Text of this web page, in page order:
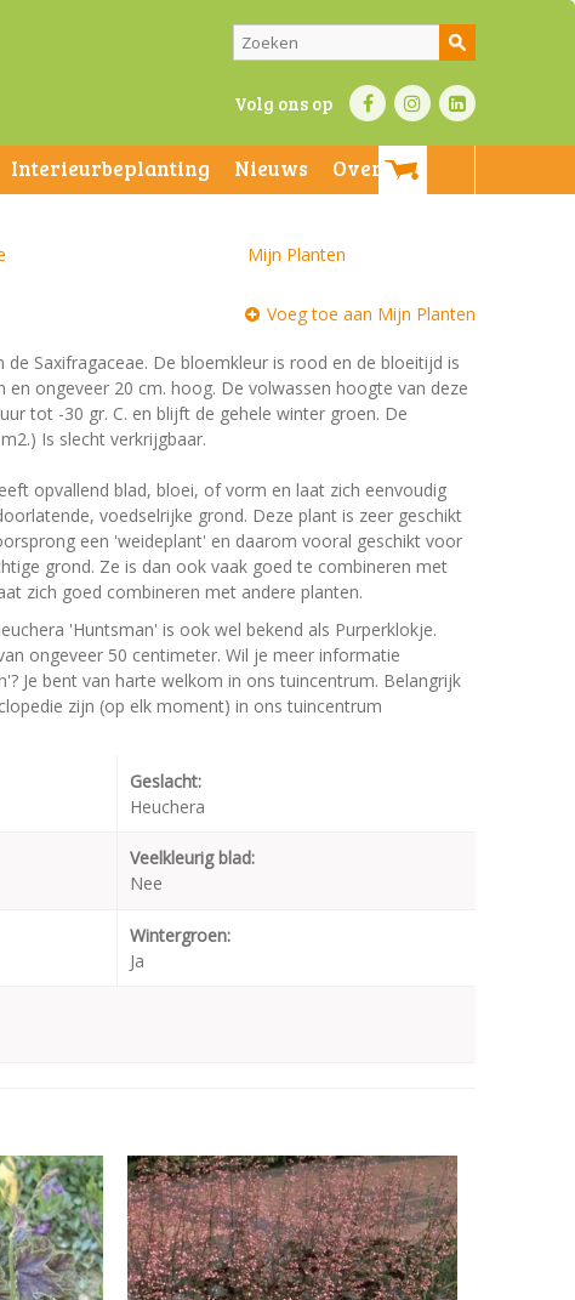
Volg ons op
Interieurbeplanting Nieuws
Over ons
Mijn Planten
Voeg toe aan Mijn Planten
de Saxifragaceae. De bloemkleur is rood en de bloeitijd is
ongeveer 20 cm. hoog. De volwassen hoogte van deze
tot -30 gr. C. en blijft de gehele winter groen. De
Is slecht verkrijgbaar.
opvallend blad, bloei, of vorm en laat zich eenvoudig
voedselrijke grond. Deze plant is zeer geschikt
een 'weideplant' en daarom vooral geschikt voor
grond. Ze is dan ook vaak goed te combineren met
zich goed combineren met andere planten.
'Huntsman' is ook wel bekend als Purperklokje.
ongeveer 50 centimeter. Wil je meer informatie
Je bent van harte welkom in ons tuincentrum. Belangrijk
zijn (op elk moment) in ons tuincentrum
Geslacht:
Heuchera
Veelkleurig blad:
Nee
Wintergroen:
Ja